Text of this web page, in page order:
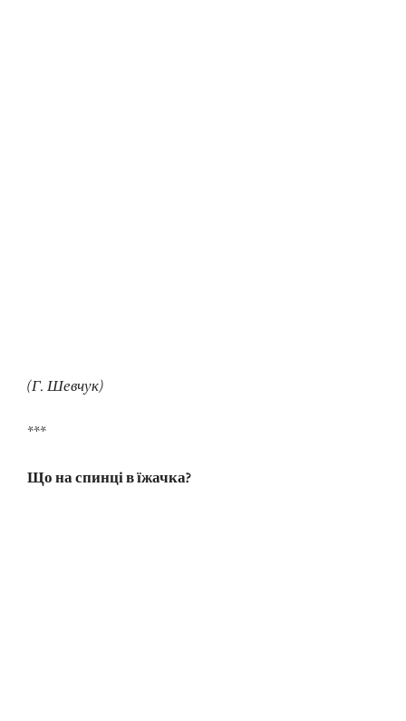
(Г. Шевчук)
***
Що на спинці в їжачка?